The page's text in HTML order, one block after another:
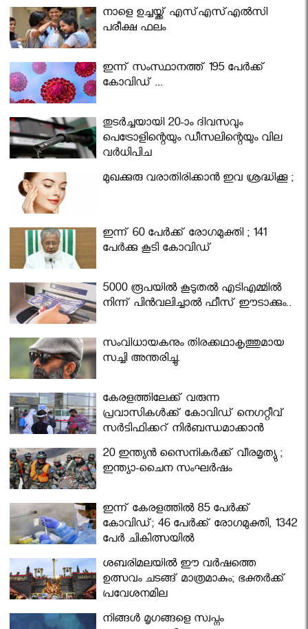
നാളെ ഉച്ചയ്ക്ക് എസ്എസ്എല്‍സി
പരീക്ഷ ഫലം
ഇന്ന് സംസ്ഥാനത്ത് 195 പേര്‍ക്ക്
കോവിഡ് ...
തുടർച്ചയായി 20-ാം ദിവസവും
പെട്രോളിന്റെയും ഡീസലിന്റെയും വില
വര്‍ധിപ്പിച്ചു
മുഖക്കുരു വരാതിരിക്കാന്‍ ഇവ ശ്രദ്ധിക്കൂ ;
ഇന്ന് 60 പേർക്ക് രോഗമുക്തി ; 141
പേര്‍ക്കു കൂടി കോവിഡ്
5000 രൂപയിൽ കൂടുതൽ എടിഎമ്മിൽ
നിന്ന് പിൻവലിച്ചാൽ ഫീസ് ഈടാക്കും..
സംവിധായകനും തിരക്കഥാകൃത്തുമായ
സച്ചി അന്തരിച്ചു.
കേരളത്തിലേക്ക് വരുന്ന
പ്രവാസികള്‍ക്ക് കോവിഡ് നെഗറ്റീവ്
സര്‍ട്ടിഫിക്കറ്റ് നിർബന്ധമാക്കാൻ
മന്ത്രിസഭ
20 ഇന്ത്യൻ സൈനികർക്ക് വീരമൃത്യു ;
ഇന്ത്യാ-ചൈന സംഘർഷം
ഇന്ന് കേരളത്തിൽ 85 പേർക്ക്
കോവിഡ്; 46 പേർക്ക് രോഗമുക്തി, 1342
പേർ ചികിത്സയിൽ
ശബരിമലയില്‍ ഈ വർഷത്തെ
ഉത്സവം ചടങ്ങ് മാത്രമാകും; ഭക്തർക്ക്
പ്രവേശനമില്ല
നിങ്ങള്‍ മൃഗങ്ങളെ സ്വപ്നം